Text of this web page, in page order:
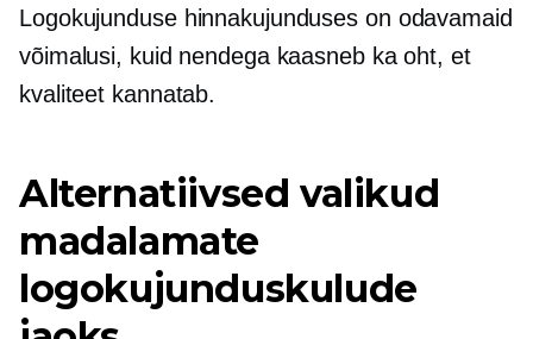
Logokujunduse hinnakujunduses on odavamaid
võimalusi, kuid nendega kaasneb ka oht, et
kvaliteet kannatab.
Alternatiivsed valikud
madalamate
logokujunduskulude